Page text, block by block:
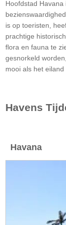
Hoofdstad
is op toeristen,
prachtige
flora en fauna te
gesnorkeld
mooi als het eiland
Havens
Havana